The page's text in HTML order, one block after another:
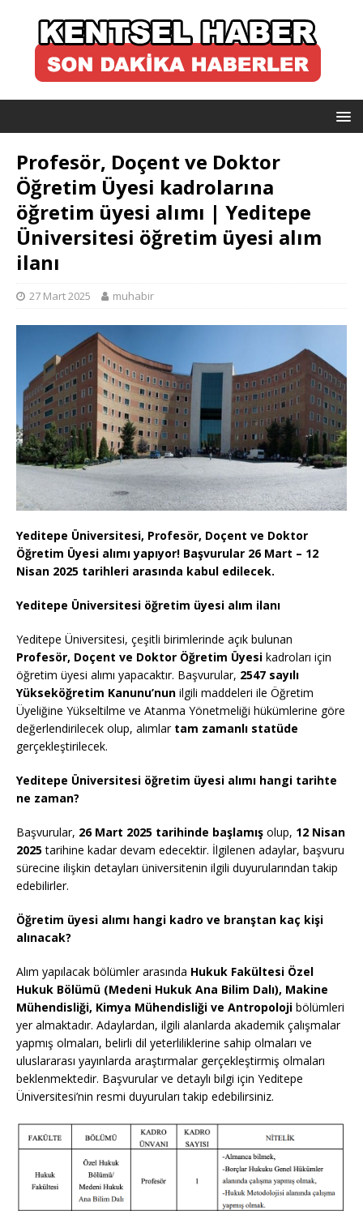
Profesör, Doçent ve Doktor
Öğretim Üyesi kadrolarına
öğretim üyesi alımı | Yeditepe
Üniversitesi öğretim üyesi alım
ilanı
27 Mart 2025 muhabir
Yeditepe Üniversitesi, Profesör, Doçent ve Doktor
Öğretim Üyesi alımı yapıyor! Başvurular 26 Mart – 12
Nisan 2025 tarihleri arasında kabul edilecek.
Yeditepe Üniversitesi öğretim üyesi alım ilanı
Yeditepe Üniversitesi, çeşitli birimlerinde açık bulunan
Profesör, Doçent ve Doktor Öğretim Üyesi kadroları için
öğretim üyesi alımı yapacaktır. Başvurular, 2547 sayılı
Yükseköğretim Kanunu’nun ilgili maddeleri ile Öğretim
Üyeliğine Yükseltilme ve Atanma Yönetmeliği hükümlerine göre
değerlendirilecek olup, alımlar tam zamanlı statüde
gerçekleştirilecek.
Yeditepe Üniversitesi öğretim üyesi alımı hangi tarihte
ne zaman?
Başvurular, 26 Mart 2025 tarihinde başlamış olup, 12 Nisan
2025tarihine kadar devam edecektir. İlgilenen adaylar, başvuru
sürecine ilişkin detayları üniversitenin ilgili duyurularından takip
edebilirler.
Öğretim üyesi alımı hangi kadro ve branştan kaç kişi
alınacak?
Alım yapılacak bölümler arasında Hukuk Fakültesi Özel
Hukuk Bölümü (Medeni Hukuk Ana Bilim Dalı), Makine
Mühendisliği, Kimya Mühendisliği ve Antropoloji bölümleri
yer almaktadır. Adaylardan, ilgili alanlarda akademik çalışmalar
yapmış olmaları, belirli dil yeterliliklerine sahip olmaları ve
uluslararası yayınlarda araştırmalar gerçekleştirmiş olmaları
beklenmektedir. Başvurular ve detaylı bilgi için Yeditepe
Üniversitesi’nin resmi duyuruları takip edebilirsiniz.